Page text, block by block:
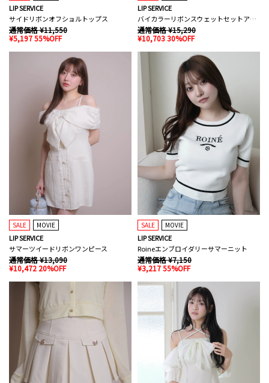
LIP SERVICE
サイドリボンオフショルトップス
通常価格 ¥11,550
¥5,197 55%OFF
LIP SERVICE
バイカラーリボンスウェットセットアップ
通常価格 ¥15,290
¥10,703 30%OFF
SALE MOVIE
LIP SERVICE
サマーツイードリボンワンピース
通常価格 ¥13,090
¥10,472 20%OFF
SALE MOVIE
LIP SERVICE
Roineエンブロイダリーサマーニット
通常価格 ¥7,150
¥3,217 55%OFF